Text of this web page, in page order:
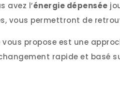
avez l’énergie dépensée
vous permettront de
vous propose est une
rapide et basé